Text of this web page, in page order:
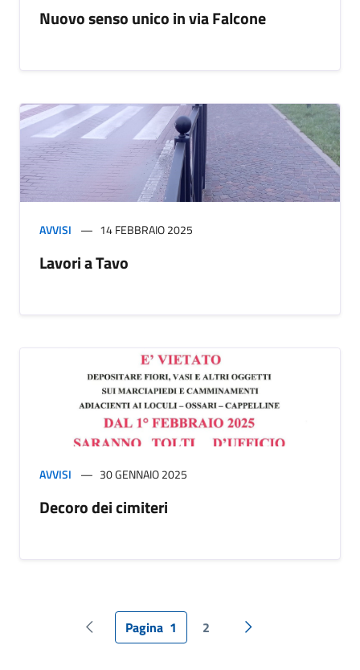
Nuovo senso unico in via Falcone
AVVISI 14 FEBBRAIO 2025
Lavori a Tavo
AVVISI 30 GENNAIO 2025
Decoro dei cimiteri
Pagina precedente
Pagina 1 2 Pagina successiva